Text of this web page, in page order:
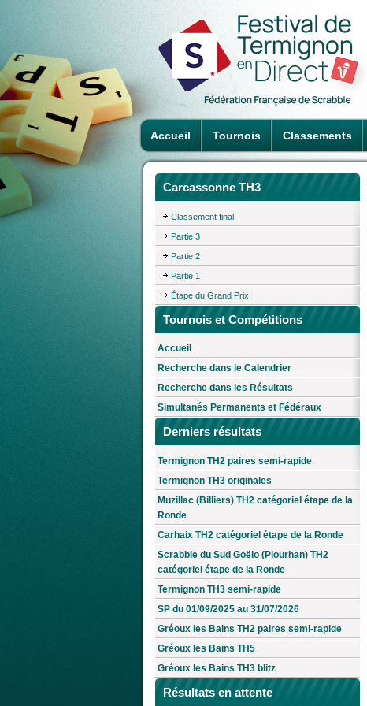
Accueil Tournois Classements
Carcassonne TH3
Classement final
Partie 3
Partie 2
Partie 1
Étape du Grand Prix
Tournois et Compétitions
Accueil
Recherche dans le Calendrier
Recherche dans les Résultats
Simultanés Permanents et Fédéraux
Derniers résultats
Termignon TH2 paires semi-rapide
Termignon TH3 originales
Muzillac (Billiers) TH2 catégoriel étape de la
Ronde
Carhaix TH2 catégoriel étape de la Ronde
Scrabble du Sud Goëlo (Plourhan) TH2
catégoriel étape de la Ronde
Termignon TH3 semi-rapide
SP du 01/09/2025 au 31/07/2026
Gréoux les Bains TH2 paires semi-rapide
Gréoux les Bains TH5
Gréoux les Bains TH3 blitz
Résultats en attente